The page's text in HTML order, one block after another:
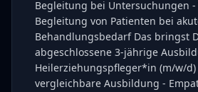
Begleitung bei Untersuchungen
Begleitung von Patienten bei
Behandlungsbedarf Das bringst
abgeschlossene 3-jährige
Heilerziehungspfleger*in (m/w/
vergleichbare Ausbildung -